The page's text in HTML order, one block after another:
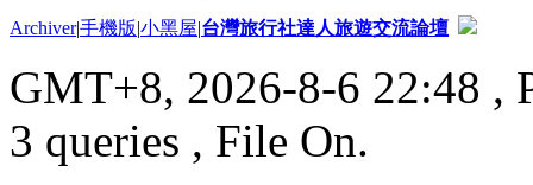
Archiver|手機版|小黑屋|台灣旅行社達人旅遊交流論壇
GMT+8, 2026-8-6 22:48 ,
3 queries , File On.